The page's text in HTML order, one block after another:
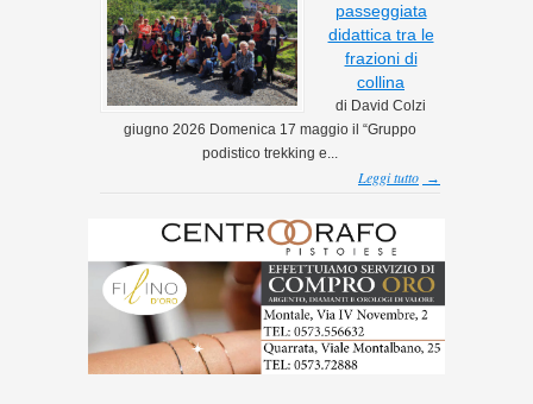
passeggiata
didattica tra le
frazioni di
collina
di David Colzi
giugno 2026 Domenica 17 maggio il “Gruppo
podistico trekking e...
Leggi tutto →